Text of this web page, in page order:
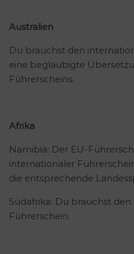
Australien
Du brauchst den
eine beglaubigte
Führerscheins.
Afrika
Namibia: Der EU-
internationaler
die entsprechende
Südafrika: Du brauchst
Führerschein.